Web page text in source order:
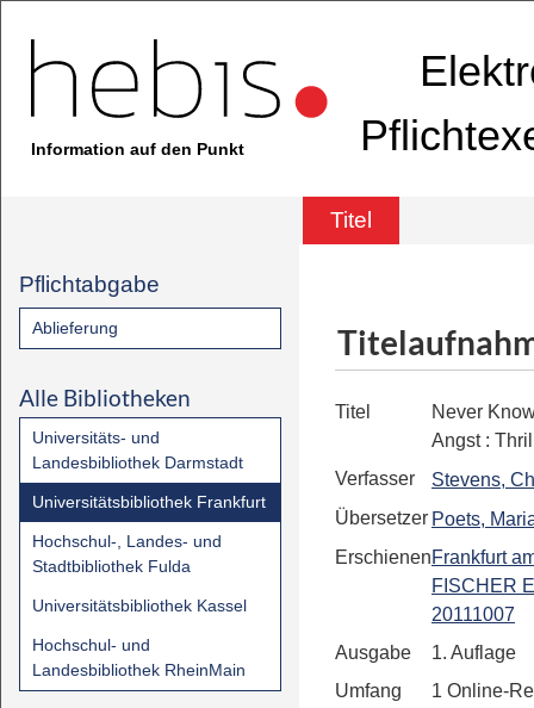
Information auf den Punkt
Titel
Pflichtabgabe
Ablieferung
Alle Bibliotheken
Universitäts- und
Landesbibliothek Darmstadt
Universitätsbibliothek Frankfurt
Hochschul-, Landes- und
Stadtbibliothek Fulda
Universitätsbibliothek Kassel
Hochschul- und
Landesbibliothek RheinMain
Titel
Never
Angst:
Verfasser
Stevens,
Übersetzer Poets,
ErschienenFrankfurt
FISCHER
20111007
Ausgabe
1. Auflage
Umfang
1 Online-